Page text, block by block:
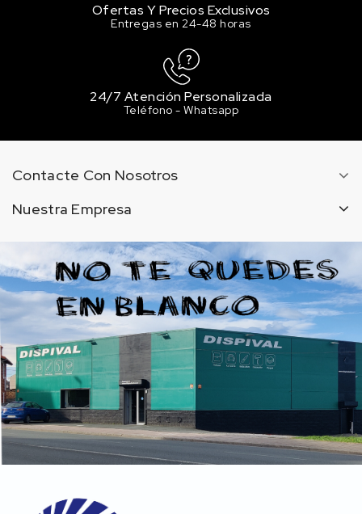
Ofertas Y Precios Exclusivos
Entregas en 24-48 horas
24/7 Atención Personalizada
Teléfono - Whatsapp
Contacte Con Nosotros
Nuestra Empresa